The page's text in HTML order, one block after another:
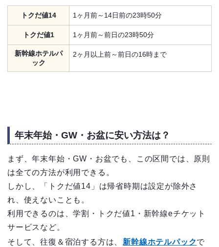
トクだ値14 1ヶ月前～14日前の23時50分
トクだ値1 1ヶ月前～前日の23時50分
新幹線ホテルパ
ック
2ヶ月以上前～前日の16時まで
年末年始・GW・お盆に安い方法は？
まず、年末年始・GW・お盆でも、この区間では、原則
は全ての方法が利用できる。
しかし、「トクだ値14」は帰省時期は設定が除外さ
れ、使えないことも。
利用できるのは、学割・トクだ値1・新幹線eチケット
サービスなど。
そして、往復＆宿泊する方は、 新幹線ホテルパックで